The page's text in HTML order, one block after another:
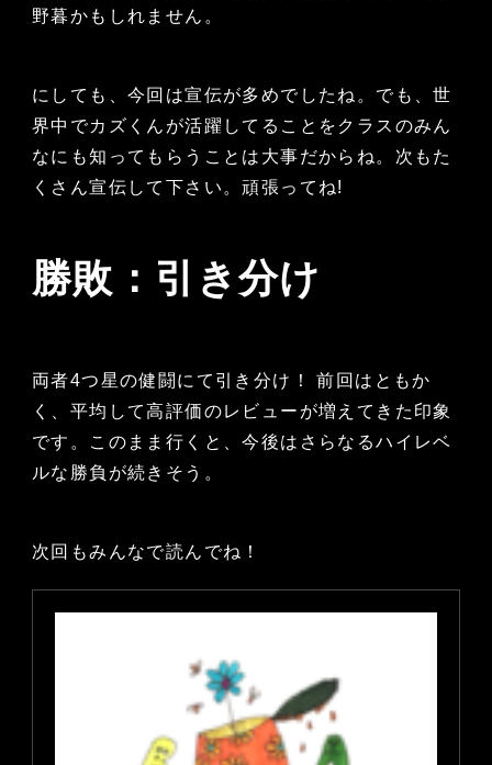
野暮かもしれません。
にしても、今回は宣伝が多めでしたね。でも、世
界中でカズくんが活躍してることをクラスのみん
なにも知ってもらうことは大事だからね。次もた
くさん宣伝して下さい。頑張ってね!
勝敗：引き分け
両者4つ星の健闘にて引き分け！ 前回はともか
く、平均して高評価のレビューが増えてきた印象
です。このまま行くと、今後はさらなるハイレベ
ルな勝負が続きそう。
次回もみんなで読んでね！